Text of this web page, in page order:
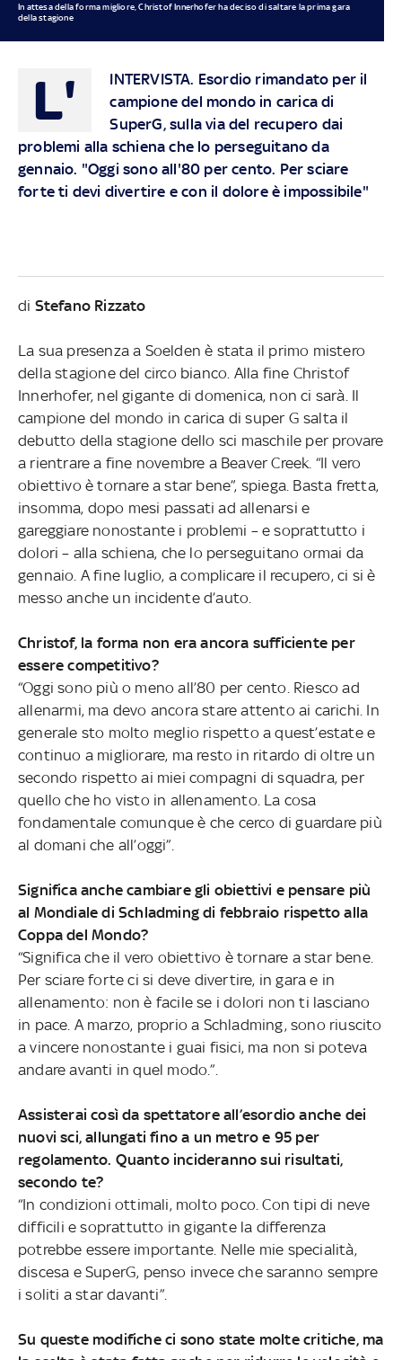
In attesa della forma migliore, Christof Innerhofer ha deciso di saltare la prima gara
della stagione
L'
INTERVISTA. Esordio rimandato per il
campione del mondo in carica di
SuperG, sulla via del recupero dai
problemi alla schiena che lo perseguitano da
gennaio. "Oggi sono all'80 per cento. Per sciare
forte ti devi divertire e con il dolore è impossibile"
di Stefano Rizzato
La sua presenza a Soelden è stata il primo mistero
della stagione del circo bianco. Alla fine Christof
Innerhofer, nel gigante di domenica, non ci sarà. Il
campione del mondo in carica di super G salta il
debutto della stagione dello sci maschile per provare
a rientrare a fine novembre a Beaver Creek. “Il vero
obiettivo è tornare a star bene”, spiega. Basta fretta,
insomma, dopo mesi passati ad allenarsi e
gareggiare nonostante i problemi – e soprattutto i
dolori – alla schiena, che lo perseguitano ormai da
gennaio. A fine luglio, a complicare il recupero, ci si è
messo anche un incidente d’auto.
Christof, la forma non era ancora sufficiente per
essere competitivo?
“Oggi sono più o meno all’80 per cento. Riesco ad
allenarmi, ma devo ancora stare attento ai carichi. In
generale sto molto meglio rispetto a quest’estate e
continuo a migliorare, ma resto in ritardo di oltre un
secondo rispetto ai miei compagni di squadra, per
quello che ho visto in allenamento. La cosa
fondamentale comunque è che cerco di guardare più
al domani che all’oggi”.
Significa anche cambiare gli obiettivi e pensare più
al Mondiale di Schladming di febbraio rispetto alla
Coppa del Mondo?
“Significa che il vero obiettivo è tornare a star bene.
Per sciare forte ci si deve divertire, in gara e in
allenamento: non è facile se i dolori non ti lasciano
in pace. A marzo, proprio a Schladming, sono riuscito
a vincere nonostante i guai fisici, ma non si poteva
andare avanti in quel modo.”.
Assisterai così da spettatore all’esordio anche dei
nuovi sci, allungati fino a un metro e 95 per
regolamento. Quanto incideranno sui risultati,
secondo te?
“In condizioni ottimali, molto poco. Con tipi di neve
difficili e soprattutto in gigante la differenza
potrebbe essere importante. Nelle mie specialità,
discesa e SuperG, penso invece che saranno sempre
i soliti a star davanti”.
Su queste modifiche ci sono state molte critiche, ma